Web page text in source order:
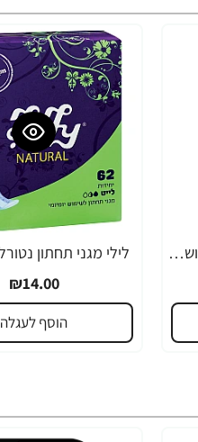
לילי מגני תחתון נטורל לשימוש יומיומי 52 יחידות
₪14.00
הוסף לעגלה